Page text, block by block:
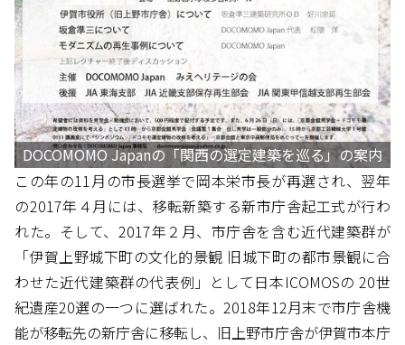
DOCOMOMO Japanの「関西の選定建築を巡る」の案内
この年の11月の市長選挙で岡本栄市長が再選され、翌年
の2017年４月には、移転新築する新市庁舎起工式が行わ
れた。そして、2017年２月、市庁舎を含む近代建築群が
「伊賀上野城下町の文化的景観 旧城下町の都市景観に合
わせた近代建築群の代表例」として日本ICOMOSの 20世
紀遺産20選の一つに選ばれた。2018年12月末で市庁舎機
能が移転先の新庁舎に移転し、旧上野市庁舎が伊賀市本庁